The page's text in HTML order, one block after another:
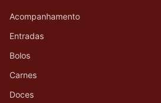
Acompanhamento
Entradas
Bolos
Carnes
Doces